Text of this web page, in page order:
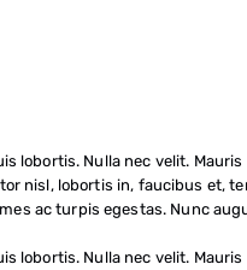
lobortis. Nulla nec velit.
nisl, lobortis in, faucibus et,
ac turpis egestas. Nunc
lobortis. Nulla nec velit.